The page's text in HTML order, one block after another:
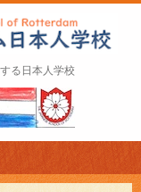
Schoo
る日本人学校